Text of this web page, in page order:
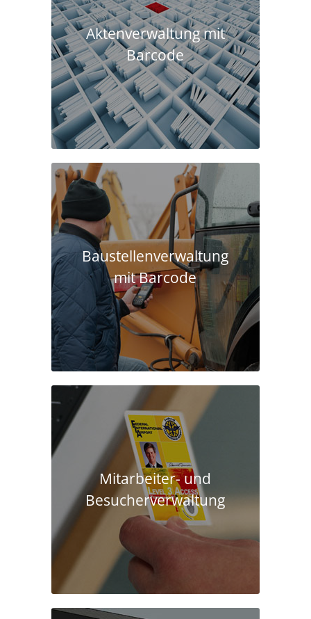
Aktenverwaltung mit
Barcode
Baustellen­verwaltung
mit Barcode
Mitarbeiter- und
Besucherverwaltung